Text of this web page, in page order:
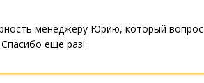
менеджеру Юрию, который вопрос
еще раз!